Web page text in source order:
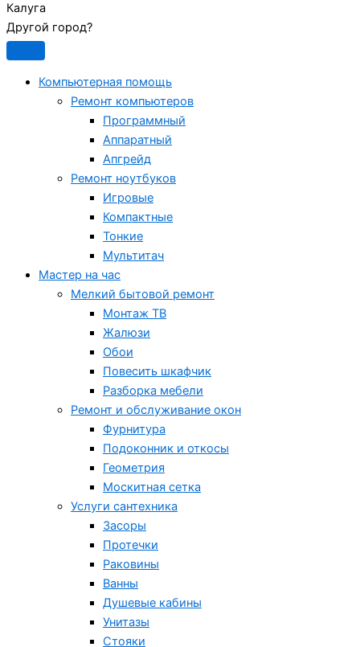
Калуга
Другой город?
Компьютерная помощь
Ремонт компьютеров
Программный
Аппаратный
Апгрейд
Ремонт ноутбуков
Игровые
Компактные
Тонкие
Мультитач
Мастер на час
Мелкий бытовой ремонт
Монтаж ТВ
Жалюзи
Обои
Повесить шкафчик
Разборка мебели
Ремонт и обслуживание окон
Фурнитура
Подоконник и откосы
Геометрия
Москитная сетка
Услуги сантехника
Засоры
Протечки
Раковины
Ванны
Душевые кабины
Унитазы
Стояки